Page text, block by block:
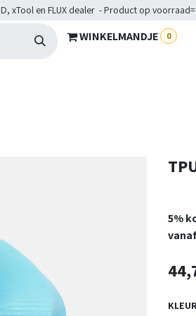
xTool en FLUX dealer - Product op
WINKELMANDJE 0
5%